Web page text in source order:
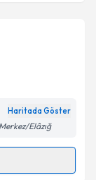
talebi
için bir
belirtilen
Haritada Göster
Elâzığ